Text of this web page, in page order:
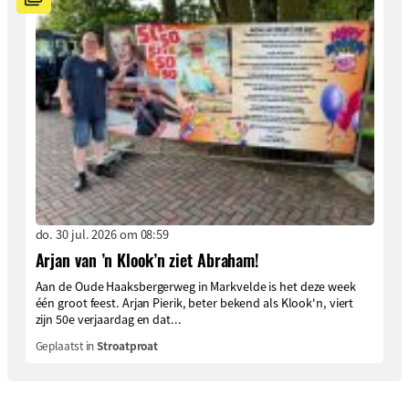
do. 30 jul. 2026 om 08:59
Arjan van ’n Klook’n ziet Abraham!
Aan de Oude Haaksbergerweg in Markvelde is het deze week
één groot feest. Arjan Pierik, beter bekend als Klook'n, viert
zijn 50e verjaardag en dat...
Geplaatst inStroatproat